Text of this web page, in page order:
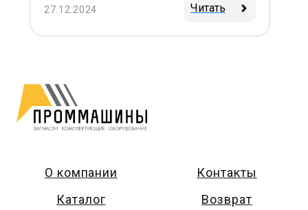
27.12.2024 Читать
О компании
Каталог
Контакты
Возврат